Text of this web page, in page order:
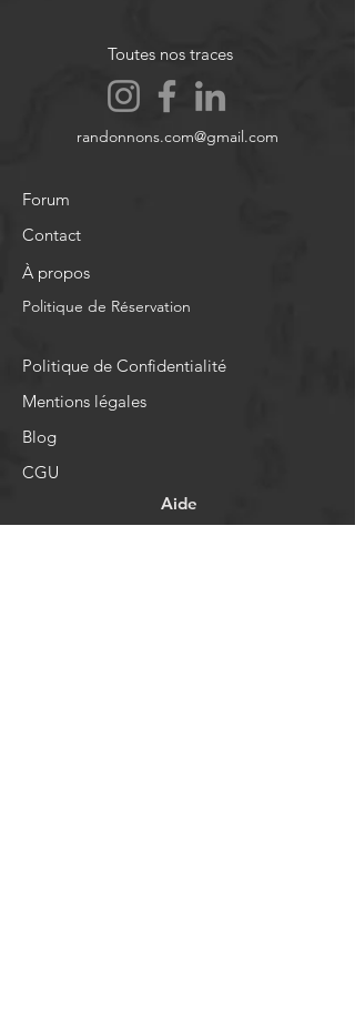
Toutes nos traces
randonnons.com@gmail.com
Forum
Contact
À propos
Politique de Réservation
Politique de Confidentialité
Mentions légales
Blog
CGU
Aide